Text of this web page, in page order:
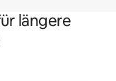
längere